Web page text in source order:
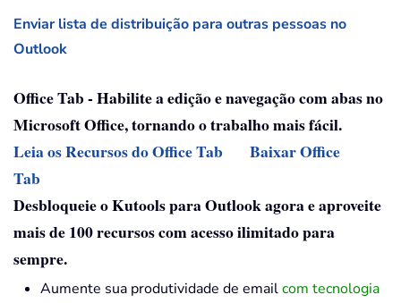
Enviar lista de distribuição para outras pessoas no
Outlook
Office Tab - Habilite a edição e navegação com abas no
Microsoft Office, tornando o trabalho mais fácil.
Leia os Recursos do Office Tab
Baixar Office
Tab
Desbloqueie o Kutools para Outlook agora e aproveite
mais de 100 recursos com acesso ilimitado para
sempre.
Aumente sua produtividade de emailcom tecnologia